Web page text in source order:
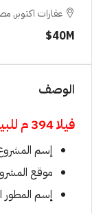
عقارات اكتوبر,
40M$
الوصف
فيلا 394 م للبيع في
إسم
موقع المشروع : 6
إسم المطور